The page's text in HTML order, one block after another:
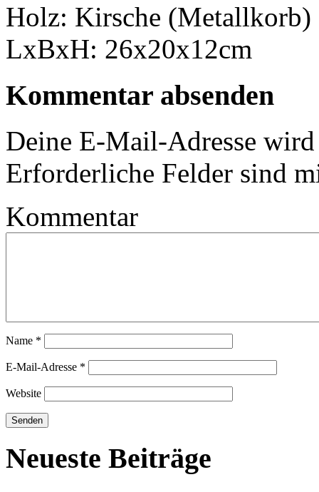
Holz: Kirsche (Metallkorb)
LxBxH: 26x20x12cm
Kommentar absenden
Deine E-Mail-Adresse
Erforderliche Felder sind
Kommentar
Name *
E-Mail-Adresse *
Website
Neueste Beiträge